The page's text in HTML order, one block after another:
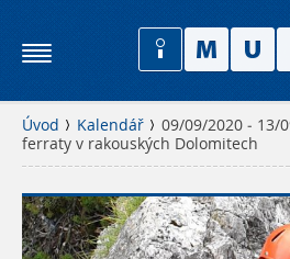
Úvod Kalendář
09/09/2020 - 13/
ferraty v rakouských Dolomitech